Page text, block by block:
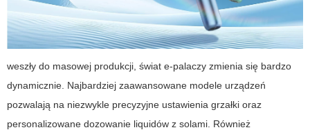
weszły do masowej produkcji, świat e-palaczy zmienia się bardzo
dynamicznie. Najbardziej zaawansowane modele urządzeń
pozwalają na niezwykle precyzyjne ustawienia grzałki oraz
personalizowane dozowanie liquidów z solami. Również